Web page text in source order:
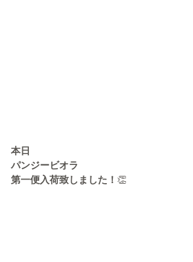
本日
パンジービオラ
第一便入荷致しました！ 👏